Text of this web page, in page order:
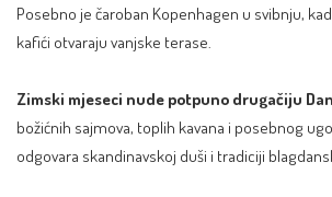
Posebno je čaroban Kopenhagen u svibnju,
kafići otvaraju vanjske terase.
Zimski mjeseci nude potpuno drugačiju
božićnih sajmova, toplih kavana i posebnog
odgovara skandinavskoj duši i tradiciji